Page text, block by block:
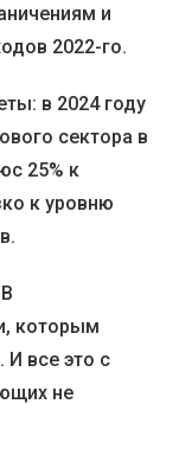
и
2022-го.
в 2024 году
сектора в
25% к
к уровню
которым
И все это с
не